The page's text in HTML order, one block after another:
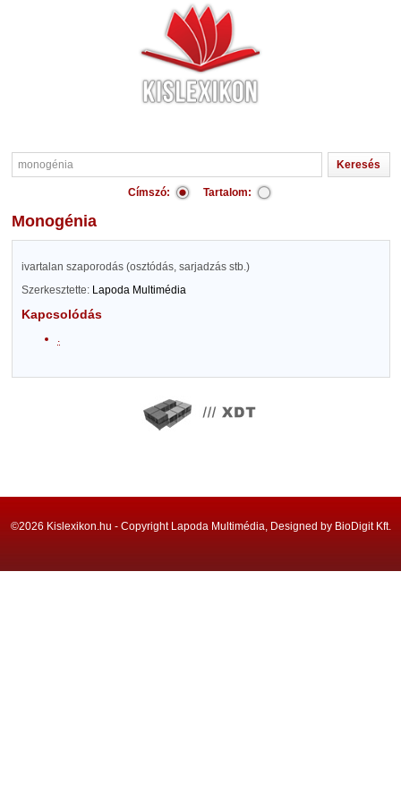
Címszó: Tartalom:
monogénia
ivartalan szaporodás (osztódás, sarjadzás stb.)
Szerkesztette: Lapoda Multimédia
Kapcsolódás
.
©2026 Kislexikon.hu - Copyright Lapoda Multimédia, Designed by BioDigit Kft.